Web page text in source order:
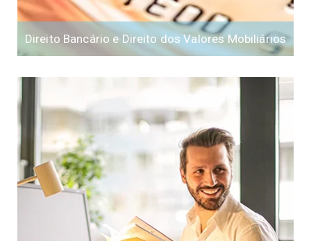
Direito Bancário e Direito dos Valores Mobiliários